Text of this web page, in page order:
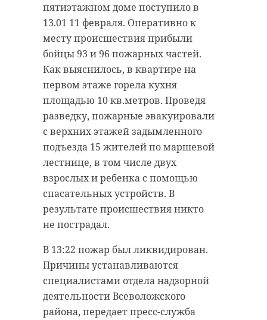
пятиэтажном доме поступило в
13.01 11 февраля. Оперативно к
месту происшествия прибыли
бойцы 93 и 96 пожарных частей.
Как выяснилось, в квартире на
первом этаже горела кухня
площадью 10 кв.метров. Проведя
разведку, пожарные эвакуировали
с верхних этажей задымленного
подъезда 15 жителей по маршевой
лестнице, в том числе двух
взрослых и ребенка с помощью
спасательных устройств. В
результате происшествия никто
не пострадал.
В 13:22 пожар был ликвидирован.
Причины устанавливаются
специалистами отдела надзорной
деятельности Всеволожского
района, передает пресс-служба
Сейчас расчищают рамы, снимают
старый слой краски.
Реставрируют уникальные
витражи в морском стиле.
Впереди шпаклевка дома,
утепление пенькой,
антибиологическая и
противопожарная обработка.
гатчинский район
добровольцы
реставрация усадьба
Поделиться статьей:
Руслан Семенченко мечтает,
чтобы историки-профессионалы
больше узнали о жизни Анны. В
этом году бельгийские архивы
рассекретят документы 100-
летней давности и, может тогда,
удастся узнать, какой была жизнь
Анны Беквор и других бельгийцев
в Сосновом Бору.
история сосновый бор
Поделиться статьей: